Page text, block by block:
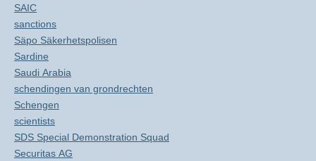
SAIC
sanctions
Säpo Säkerhetspolisen
Sardine
Saudi Arabia
schendingen van grondrechten
Schengen
scientists
SDS Special Demonstration Squad
Securitas AG